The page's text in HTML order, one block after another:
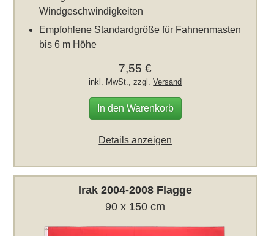
Windgeschwindigkeiten
Empfohlene Standardgröße für Fahnenmasten
bis 6 m Höhe
7,55 €
inkl. MwSt., zzgl.Versand
In den Warenkorb
Details anzeigen
Irak 2004-2008 Flagge
90 x 150 cm